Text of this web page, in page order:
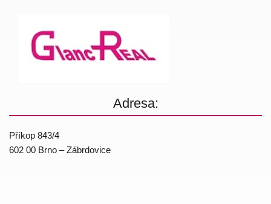
Adresa:
Příkop 843/4
602 00 Brno – Zábrdovice